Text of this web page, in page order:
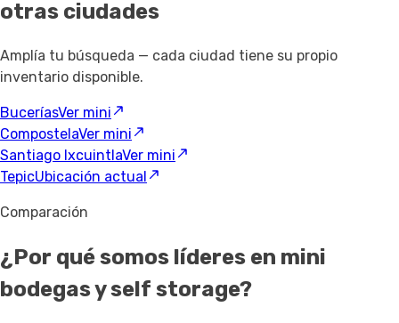
otras ciudades
Amplía tu búsqueda — cada ciudad tiene su propio
inventario disponible.
BuceríasVer mini
CompostelaVer mini
Santiago IxcuintlaVer mini
TepicUbicación actual
Comparación
¿Por qué somos líderes en mini
bodegas y self storage?